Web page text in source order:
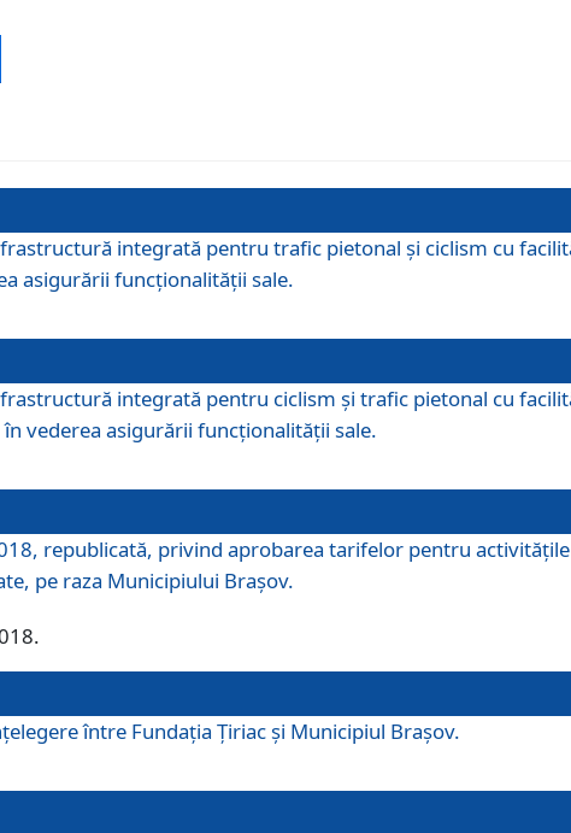
integrată pentru trafic pietonal și ciclism cu
asigurării funcționalității sale.
integrată pentru ciclism şi trafic pietonal cu
vederea asigurării funcționalității sale.
republicată, privind aprobarea tarifelor pentru
pe raza Municipiului Brașov.
între Fundația Țiriac și Municipiul Brașov.